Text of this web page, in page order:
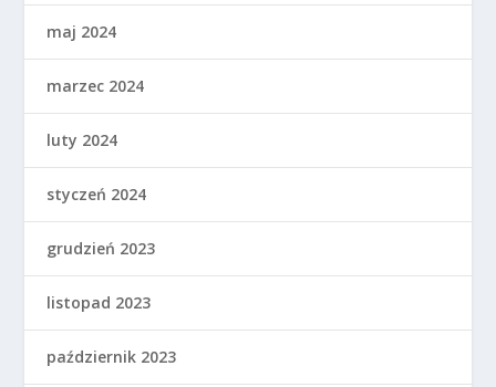
maj 2024
marzec 2024
luty 2024
styczeń 2024
grudzień 2023
listopad 2023
październik 2023